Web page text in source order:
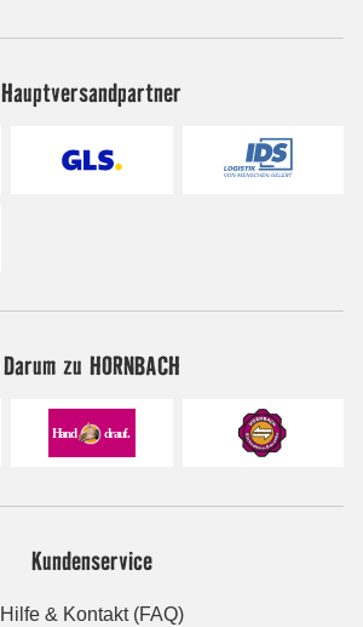
Hauptversandpartner
Darum zu HORNBACH
Kundenservice
Hilfe & Kontakt (FAQ)